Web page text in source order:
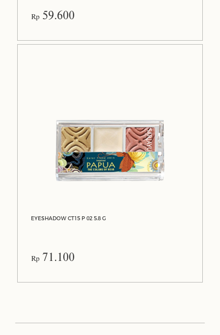
Rp 59.600
EYESHADOW CT15 P 02 5.8 G
Rp 71.100